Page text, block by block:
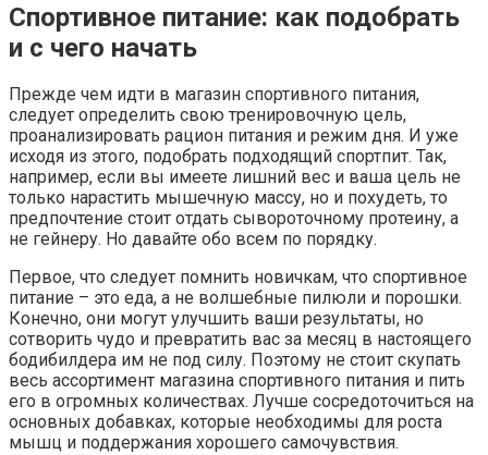
Спортивное питание: как подобрать
и с чего начать
Прежде чем идти в магазин спортивного питания,
следует определить свою тренировочную цель,
проанализировать рацион питания и режим дня. И уже
исходя из этого, подобрать подходящий спортпит. Так,
например, если вы имеете лишний вес и ваша цель не
только нарастить мышечную массу, но и похудеть, то
предпочтение стоит отдать сывороточному протеину, а
не гейнеру. Но давайте обо всем по порядку.
Первое, что следует помнить новичкам, что спортивное
питание – это еда, а не волшебные пилюли и порошки.
Конечно, они могут улучшить ваши результаты, но
сотворить чудо и превратить вас за месяц в настоящего
бодибилдера им не под силу. Поэтому не стоит скупать
весь ассортимент магазина спортивного питания и пить
его в огромных количествах. Лучше сосредоточиться на
основных добавках, которые необходимы для роста
мышц и поддержания хорошего самочувствия.